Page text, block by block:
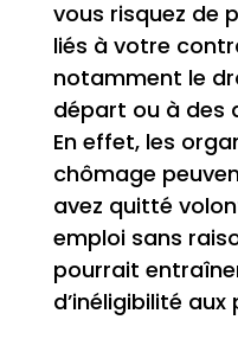
vous risquez de
liés à votre
notamment le
départ ou à des
En effet, les
chômage
avez quitté
emploi sans
pourrait
d’inéligibilité